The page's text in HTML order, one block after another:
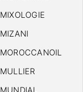
MIXOLOGIE
MIZANI
MOROCCANOIL
MULLIER